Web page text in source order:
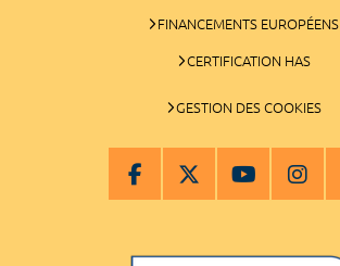
FINANCEMENTS EUROPÉENS
CERTIFICATION HAS
GESTION DES COOKIES